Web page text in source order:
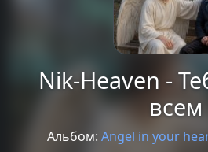
Nik-Heaven -
всем
Альбом: Angel in your